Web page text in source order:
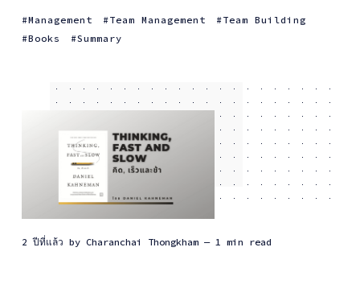
Management Team Management
Team Building
Books
Summary
2 ปีที่แล้ว by Charanchai Thongkham — 1 min read